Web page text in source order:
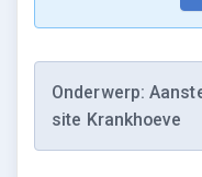
Onderwerp:
site Krankhoeve